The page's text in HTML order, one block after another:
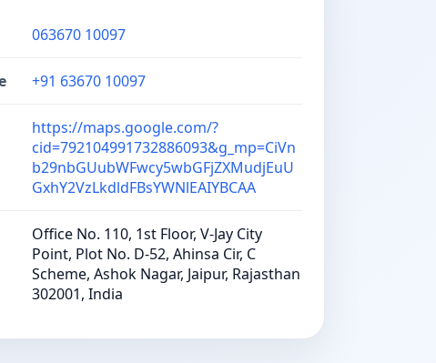
063670 10097
+91 63670 10097
https://maps.google.com/?
cid=792104991732886093&g_mp=CiVn
b29nbGUubWFwcy5wbGFjZXMudjEuU
GxhY2VzLkdldFBsYWNlEAIYBCAA
Office No. 110, 1st Floor, V-Jay City
Point, Plot No. D-52, Ahinsa Cir, C
Scheme, Ashok Nagar, Jaipur, Rajasthan
302001, India